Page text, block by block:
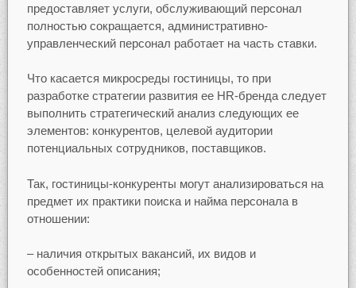
предоставляет услуги, обслуживающий персонал
полностью сокращается, административно-
управленческий персонал работает на часть ставки.
Что касается микросреды гостиницы, то при
разработке стратегии развития ее HR-бренда следует
выполнить стратегический анализ следующих ее
элементов: конкурентов, целевой аудитории
потенциальных сотрудников, поставщиков.
Так, гостиницы-конкуренты могут анализироваться на
предмет их практики поиска и найма персонала в
отношении:
– наличия открытых вакансий, их видов и
особенностей описания;